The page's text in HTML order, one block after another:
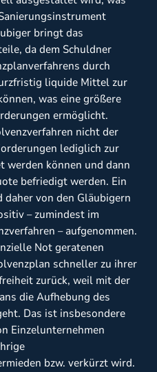
bringt das
da dem Schuldner
durch
liquide Mittel zur
was eine größere
ermöglicht.
nicht der
lediglich zur
werden können und dann
befriedigt werden. Ein
von den Gläubigern
– zumindest im
– aufgenommen.
Not geratenen
schneller zu ihrer
zurück, weil mit der
die Aufhebung des
Das ist insbesondere
Einzelunternehmen
bzw. verkürzt wird.